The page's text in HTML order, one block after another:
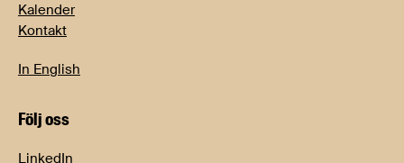
Kalender
Kontakt
In English
Följ oss
LinkedIn